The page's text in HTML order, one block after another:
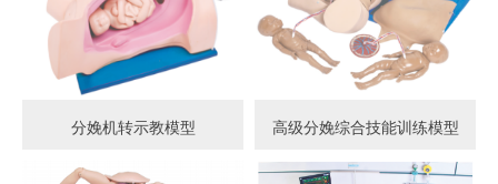
分娩机转示教模型 高级分娩综合技能训练模型